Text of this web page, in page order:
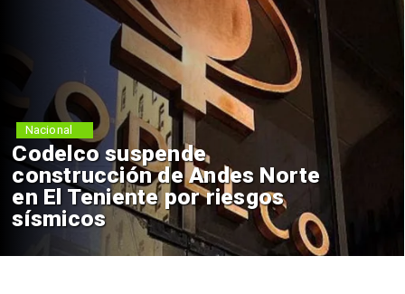
Codelco suspende
construcción de Andes Norte
en El Teniente por riesgos
sísmicos
Nacional